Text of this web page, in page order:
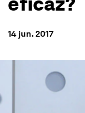
14 jun. 2017